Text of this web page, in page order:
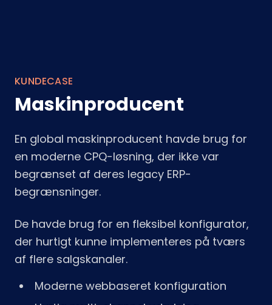
KUNDECASE
Maskinproducent
En global maskinproducent havde brug for
en moderne CPQ-løsning, der ikke var
begrænset af deres legacy ERP-
begrænsninger.
De havde brug for en fleksibel konfigurator,
der hurtigt kunne implementeres på tværs
af flere salgskanaler.
Moderne webbaseret konfiguration